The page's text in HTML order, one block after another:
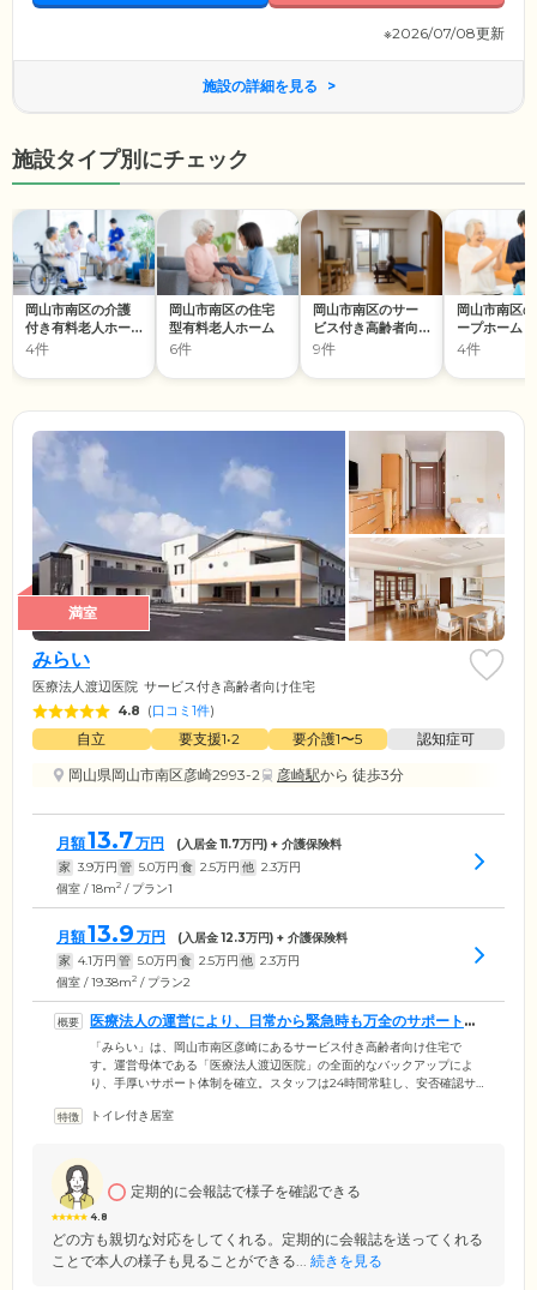
※2026/07/08更新
施設の詳細を見る
施設タイプ別にチェック
岡山市南区の介護
付き有料老人ホー
ム
4件
岡山市南区の住宅
型有料老人ホーム
6件
岡山市南区のサー
ビス付き高齢者向
け住宅
9件
岡山市南区
ープホーム
4件
満室
みらい
医療法人渡辺医院 サービス付き高齢者向け住宅
4.8 (口コミ1件)
自立 要支援1•2 要介護1〜5
認知症可
岡山県岡山市南区彦崎2993-2
彦崎駅から 徒歩3分
月額13.7万円 (入居金11.7万円) + 介護保険料
家 3.9万円 管 5.0万円 食 2.5万円 他 2.3万円
個室 / 18m2 / プラン1
月額13.9 万円 (入居金12.3万円) + 介護保険料
家 4.1万円 管 5.0万円 食 2.5万円 他 2.3万円
個室 / 19.38m2 / プラン2
医療法人の運営により、日常から緊急時も万全のサポート体
制を整えています
「みらい」は、岡山市南区彦崎にあるサービス付き高齢者向け住宅で
す。運営母体である「医療法人渡辺医院」の全面的なバックアップによ
り、手厚いサポート体制を確立。スタッフは24時間常駐し、安否確認サ
呼び出しがあれば、すぐにご入居者様のおそばまで駆け付けます。また
ご友人様のお越しの際にも便利な立地です。
トイレ付き居室
4.8
定期的に会報誌で様子を確認できる
どの方も親切な対応をしてくれる。定期的に会報誌を送ってくれる
ことで本人の様子も見ることができる... 続きを見る